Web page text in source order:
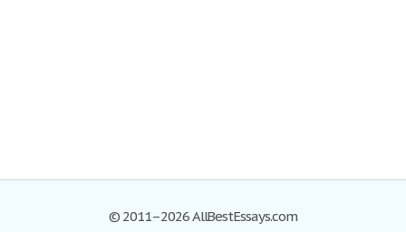
© 2011–2026 AllBestEssays.com